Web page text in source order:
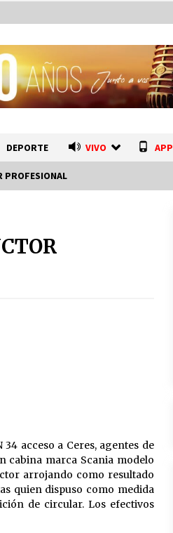
DEPORTE VIVO APP
hídrica y otros
clave
obras junto a la
Dupouy
2026
PROFESIONAL
acceso a Ceres, agentes de
cabina marca Scania modelo
arrojando como resultado
quien dispuso como medida
de circular. Los efectivos